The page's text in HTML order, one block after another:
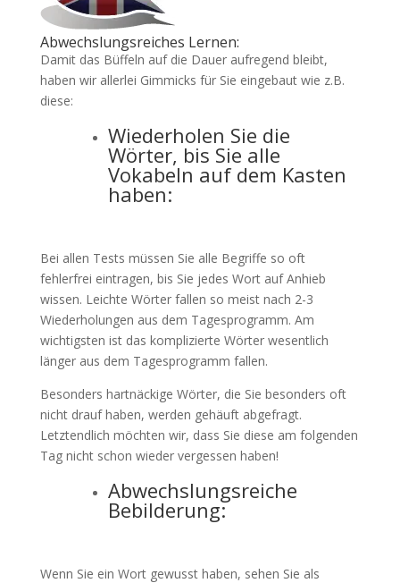
Abwechslungsreiches Lernen:
Damit das Büffeln auf die Dauer aufregend bleibt,
haben wir allerlei Gimmicks für Sie eingebaut wie z.B.
diese:
Wiederholen Sie die
Wörter, bis Sie alle
Vokabeln auf dem Kasten
haben:
Bei allen Tests müssen Sie alle Begriffe so oft
fehlerfrei eintragen, bis Sie jedes Wort auf Anhieb
wissen. Leichte Wörter fallen so meist nach 2-3
Wiederholungen aus dem Tagesprogramm. Am
wichtigsten ist das komplizierte Wörter wesentlich
länger aus dem Tagesprogramm fallen.
Besonders hartnäckige Wörter, die Sie besonders oft
nicht drauf haben, werden gehäuft abgefragt.
Letztendlich möchten wir, dass Sie diese am folgenden
Tag nicht schon wieder vergessen haben!
Abwechslungsreiche
Bebilderung:
Wenn Sie ein Wort gewusst haben, sehen Sie als